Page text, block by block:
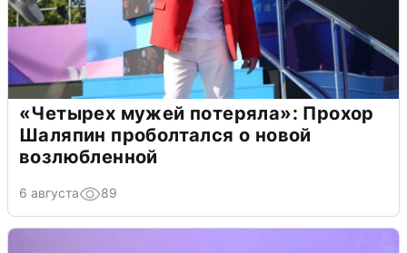
«Четырех мужей потеряла»: Прохор
Шаляпин проболтался о новой
возлюбленной
6 августа 89